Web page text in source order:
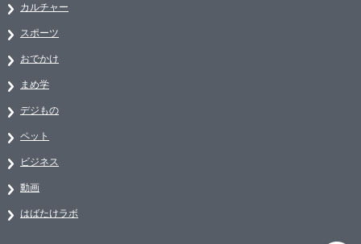
カルチャー
スポーツ
おでかけ
まめ学
デジもの
ペット
ビジネス
動画
はばたけラボ